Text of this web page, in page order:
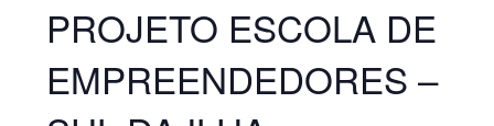
PROJETO ESCOLA DE
EMPREENDEDORES –